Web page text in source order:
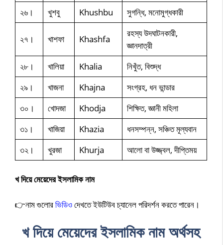
২৬।
খুশবু Khushbu সুগন্ধি, মনোমুগ্ধকারী
২৭। খাশফা Khashfa
রহস্য উদঘাটনকারী,
জ্ঞানদাত্রী
২৮।
খালিয়া Khalia
নিখুঁত, বিশুদ্ধ
২৯।
খাজনা Khajna
সংগ্রহ, ধন ভান্ডার
৩০।
খোদজা Khodja
শিক্ষিত, জ্ঞানী মহিলা
৩১।
খাজিয়া Khazia
ধনসম্পন্ন, সঞ্চিত মূল্যবান
৩২।
খুরজা Khurja আলো বা উজ্জ্বল, দীপ্তিময়
খ দিয়ে মেয়েদের ইসলামিক নাম
👉নাম গুলোরভিডিওদেখতে ইউটিউব চ্যানেল পরিদর্শন করতে পারেন।
খ দিয়ে মেয়েদের ইসলামিক নাম অর্থসহ